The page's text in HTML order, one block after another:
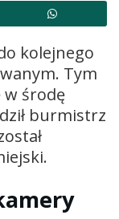
kolejnego
Tym
w środę
burmistrz